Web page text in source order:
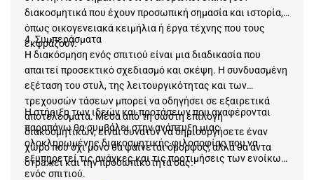
διακοσμητικά που έχουν προσωπική σημασία και ιστορία,
όπως οικογενειακά κειμήλια ή έργα τέχνης που τους
εκφράζουν.
4. Συμπεράσματα
Η διακόσμηση ενός σπιτιού είναι μια διαδικασία που
απαιτεί προσεκτικό σχεδιασμό και σκέψη. Η συνδυασμένη
εξέταση του στυλ, της λειτουργικότητας και των
τρεχουσών τάσεων μπορεί να οδηγήσει σε εξαιρετικά
αποτελέσματα. Μέσα από τη σωστή επιλογή
διακοσμητικών, είναι δυνατόν να δημιουργήσετε έναν
χώρο που όχι μόνο θα φαίνεται όμορφος, αλλά θα αντα
отражει και την προσωπικότητά σας.
Η στήριξη των ιδεών και προτάσεων που αναφέρονται
παραπάνω θα συμβάλει στην ανάπτυξη μιας
ολοκληρωμένης διακοσμητικής φιλοσοφίας που να
εξυπηρετεί τις ανάγκες και τις προτιμήσεις των ενοίκων
ενός σπιτιού.